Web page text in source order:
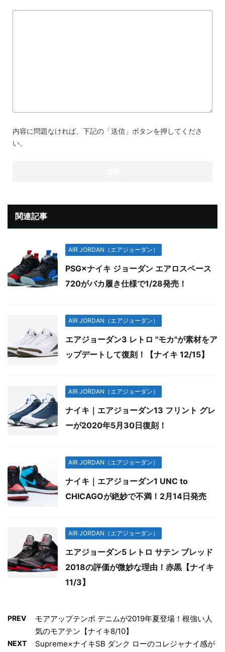
内容に問題なければ、下記の「送信」ボタンを押してくださ
い。
関連記事
AIR JORDAN（エアジョーダン）
PSG×ナイキ ジョーダン エアロスペース
720がバカ履き仕様で1/28発売！
AIR JORDAN（エアジョーダン）
エアジョーダン3 レトロ "モカ"が素材をア
ップデートして復刻！【ナイキ 12/15】
AIR JORDAN（エアジョーダン）
ナイキ｜エアジョーダン13 フリント グレ
ーが2020年5月30日復刻！
AIR JORDAN（エアジョーダン）
ナイキ｜エアジョーダン1 UNC to
CHICAGOが絶妙で不満！2月14日発売
AIR JORDAN（エアジョーダン）
エアジョーダン5 レトロ サテン ブレッド
2018の評価が微妙な理由！赤黒【ナイキ
11/3】
PREV
モアアップテンポ デニムが2019年夏登場！根強い人
気のモアテン【ナイキ8/10】
NEXT
Supreme×ナイキSB ダンク ローのコレジャナイ感が